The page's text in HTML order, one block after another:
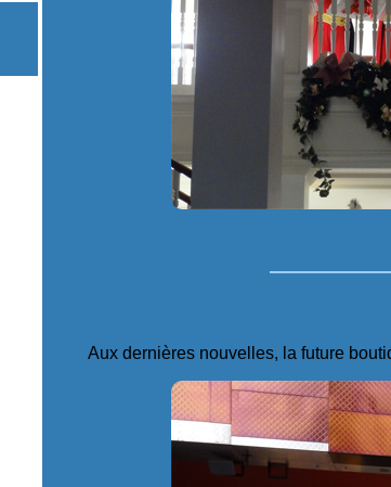
Aux dernières nouvelles, la future